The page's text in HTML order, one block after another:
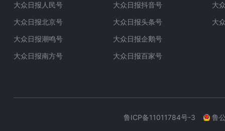
大众日报人民号
大众日报北京号
大众日报潮鸣号
大众日报南方号
大众日报抖音号
大众日报头条号
大众日报企鹅号
大众日报百家号
大
大
鲁ICP备11011784号-3 鲁